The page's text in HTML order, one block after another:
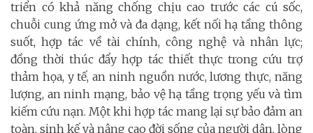
triển có khả năng chống chịu cao trước các cú sốc,
chuỗi cung ứng mở và đa dạng, kết nối hạ tầng thông
suốt, hợp tác về tài chính, công nghệ và nhân lực;
đồng thời thúc đẩy hợp tác thiết thực trong cứu trợ
thảm họa, y tế, an ninh nguồn nước, lương thực, năng
lượng, an ninh mạng, bảo vệ hạ tầng trọng yếu và tìm
kiếm cứu nạn. Một khi hợp tác mang lại sự bảo đảm an
toàn, sinh kế và nâng cao đời sống của người dân, lòng